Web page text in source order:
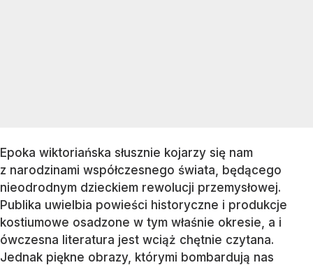
Epoka wiktoriańska słusznie kojarzy się nam
z narodzinami współczesnego świata, będącego
nieodrodnym dzieckiem rewolucji przemysłowej.
Publika uwielbia powieści historyczne i produkcje
kostiumowe osadzone w tym właśnie okresie, a i
ówczesna literatura jest wciąż chętnie czytana.
Jednak piękne obrazy, którymi bombardują nas